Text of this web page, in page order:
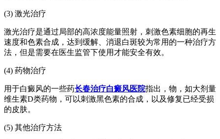
(3) 激光治疗
激光治疗是通过局部的高浓度能量照射，刺激色素细胞的再生
速度和色素合成，达到缓解、消退白斑较为常用的一种治疗方
法，但是需要在医生监管下使用才能安全有效。
(4) 药物治疗
用于白癜风的一些药长春治疗白癜风医院指出，物，如大剂量
维生素D类药物，可以刺激黑色素的合成，以及修复已经受损
的皮肤。
(5) 其他治疗方法